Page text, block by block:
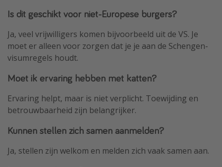
Is dit geschikt voor niet-Europese burgers?
Ja, veel vrijwilligers komen bijvoorbeeld uit de VS. Je
moet er alleen voor zorgen dat je je aan de Schengen-
visumregels houdt.
Moet ik ervaring hebben met katten?
Ervaring helpt, maar is niet verplicht. Toewijding en
betrouwbaarheid zijn belangrijker.
Kunnen stellen zich samen aanmelden?
Ja, stellen zijn welkom en melden zich vaak samen aan.